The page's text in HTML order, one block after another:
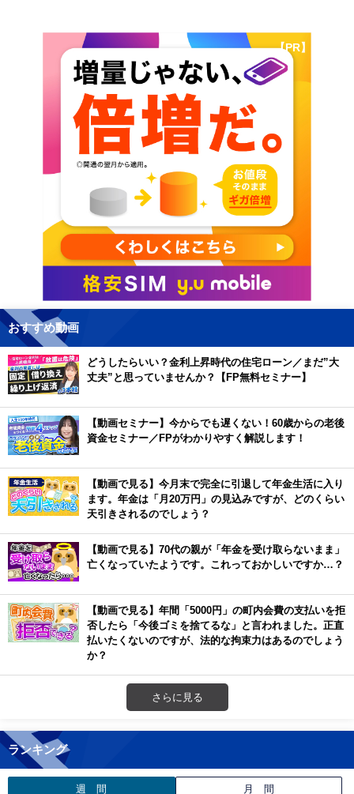
【PR】
おすすめ動画
どうしたらいい？金利上昇時代の住宅ローン／まだ”大
丈夫”と思っていませんか？【FP無料セミナー】
【動画セミナー】今からでも遅くない！60歳からの老後
資金セミナー／FPがわかりやすく解説します！
【動画で見る】今月末で完全に引退して年金生活に入り
ます。年金は「月20万円」の見込みですが、どのくらい
天引きされるのでしょう？
【動画で見る】70代の親が「年金を受け取らないまま」
亡くなっていたようです。これっておかしいですか…？
【動画で見る】年間「5000円」の町内会費の支払いを拒
否したら「今後ゴミを捨てるな」と言われました。正直
払いたくないのですが、法的な拘束力はあるのでしょう
か？
さらに見る
ランキング
週 間 月 間